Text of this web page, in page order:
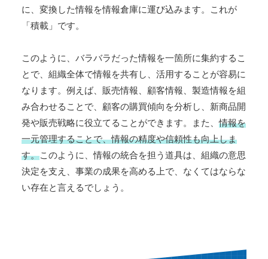
に、変換した情報を情報倉庫に運び込みます。これが
「積載」です。
このように、バラバラだった情報を一箇所に集約するこ
とで、組織全体で情報を共有し、活用することが容易に
なります。例えば、販売情報、顧客情報、製造情報を組
み合わせることで、顧客の購買傾向を分析し、新商品開
発や販売戦略に役立てることができます。また、情報を
一元管理することで、情報の精度や信頼性も向上しま
す。このように、情報の統合を担う道具は、組織の意思
決定を支え、事業の成果を高める上で、なくてはならな
い存在と言えるでしょう。